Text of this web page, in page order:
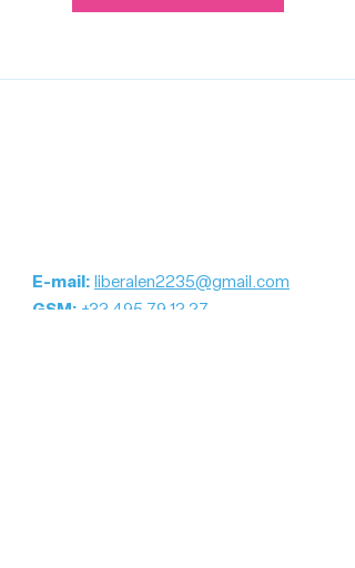
E-mail: liberalen2235@gmail.com
GSM: +32 495 79 12 27